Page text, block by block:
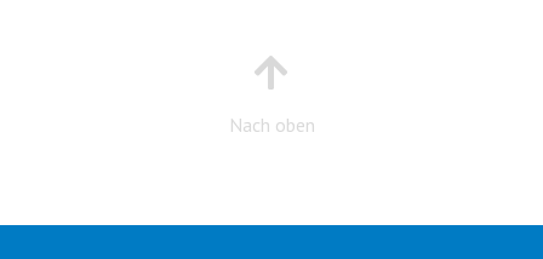
Nach oben